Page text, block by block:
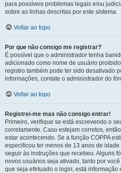
para possíveis problemas legais e/ou
sobre as linhas descritas por este sistema.
Voltar ao topo
Por que não consigo me registrar?
É possível que o administrador tenha
adicionado como nome de usuário
registro também pode ter sido desativado
informações, contate o administrador do
Voltar ao topo
Registrei-me mas não consigo entrar!
Primeiro, verifique se está escrevendo o
corretamente. Caso estejam corretos,
estar acontecendo. Se a função COPPA
especificou ter menos de 13 anos de
seguir às instruções que recebeu. Alguns
novos usuários seja ativado, tanto por
que seja efetuado o login; está informação